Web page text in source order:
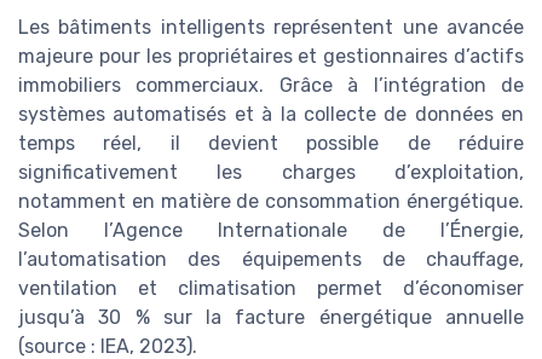
Les bâtiments intelligents représentent une avancée
majeure pour les propriétaires et gestionnaires d’actifs
immobiliers commerciaux. Grâce à l’intégration de
systèmes automatisés et à la collecte de données en
temps réel, il devient possible de réduire
significativement les charges d’exploitation,
notamment en matière de consommation énergétique.
Selon l’Agence Internationale de l’Énergie,
l’automatisation des équipements de chauffage,
ventilation et climatisation permet d’économiser
jusqu’à 30 % sur la facture énergétique annuelle
(source : IEA, 2023).